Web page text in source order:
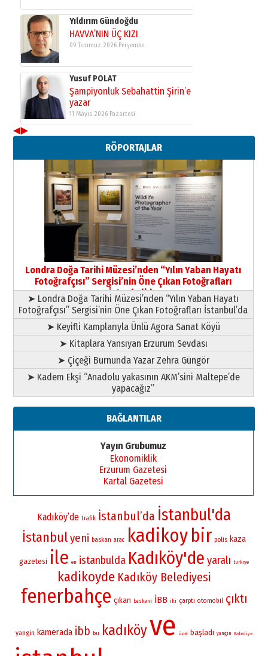
Yıldırım Gündoğdu
HAVVA’NIN ÜÇ KIZI
09 Temmuz 2026 Perşembe
Yusuf POLAT
Şampiyonluk Sebahattin Şirin’e
yazar
11 Mayıs 2026 Pazartesi
Neşat YALÇIN
Paranın Aile Kültüründeki Yeri
03 Ağustos 2026 Pazartesi
Yıldırım Gündoğdu
HAVVA’NIN ÜÇ KIZI
09 Temmuz 2026 Perşembe
Yusuf POLAT
Şampiyonluk Sebahattin Şirin’e
yazar
11 Mayıs 2026 Pazartesi
◀▶
RÖPORTAJLAR
Londra Doğa Tarihi Müzesi’nden “Yılın Yaban Hayatı
Fotoğrafçısı” Sergisi’nin Öne Çıkan Fotoğrafları
İstanbul’da
➤ Londra Doğa Tarihi Müzesi’nden “Yılın Yaban Hayatı
Fotoğrafçısı” Sergisi’nin Öne Çıkan Fotoğrafları İstanbul’da
➤ Keyifli Kamplarıyla Ünlü Agora Sanat Köyü
➤ Kitaplara Yansıyan Erzurum Sevdası
➤ Çiçeği Burnunda Yazar Zehra Güngör
➤ Kadem Ekşi “Anadolu yakasının AKM’sini Maltepe’de
yapacağız”
BAĞLANTILAR
Yayın Grubumuz
Ekonomiklik
Erzurum Gazetesi
Kartal Gazetesi
Kadıköy’de trafik İstanbul’da İstanbul'da
İstanbulyeni baskan arac kadikoybir polis kaza
gazetesi ile en istanbulda Kadıköy'de yaralı turkiye
kadikoyde Kadıköy Belediyesi
fenerbahçe çıkan baskani İBB iki çarptı otomobil çıktı
yangin kamerada ibb bu kadıköyve özel başladı yangın Belediye